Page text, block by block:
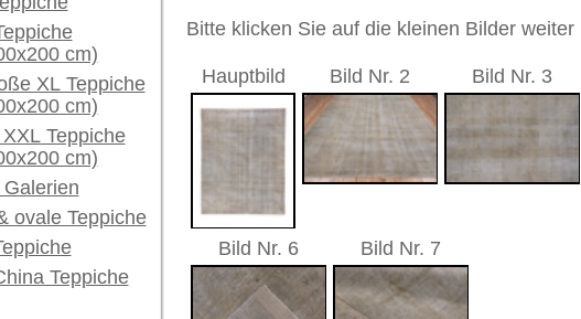
Herstellungsjahr:
Flor: Wolle
Musterung:
Grundfarbe:
Bemerkungen:
Unikat. Handgeknüpfter / traditionell orientalischer / distressed
Teppich
Der Flor dieses Teppichs besteht aus Wolle
Preis (inkl. MwSt.):
Voraussichtliche Lieferzeit:
4 - 8 Werktage
in Warenkorb